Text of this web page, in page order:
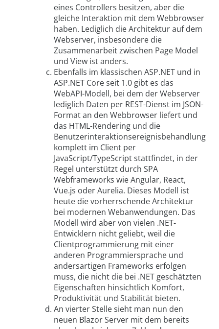
eines Controllers besitzen, aber die
gleiche Interaktion mit dem Webbrowser
haben. Lediglich die Architektur auf dem
Webserver, insbesondere die
Zusammenarbeit zwischen Page Model
und View ist anders.
Ebenfalls im klassischen ASP.NET und in
ASP.NET Core seit 1.0 gibt es das
WebAPI-Modell, bei dem der Webserver
lediglich Daten per REST-Dienst im JSON-
Format an den Webbrowser liefert und
das HTML-Rendering und die
Benutzerinteraktionsereignisbehandlung
komplett im Client per
JavaScript/TypeScript stattfindet, in der
Regel unterstützt durch SPA
Webframeworks wie Angular, React,
Vue.js oder Aurelia. Dieses Modell ist
heute die vorherrschende Architektur
bei modernen Webanwendungen. Das
Modell wird aber von vielen .NET-
Entwicklern nicht geliebt, weil die
Clientprogrammierung mit einer
anderen Programmiersprache und
andersartigen Frameworks erfolgen
muss, die nicht die bei .NET geschätzten
Eigenschaften hinsichtlich Komfort,
Produktivität und Stabilität bieten.
An vierter Stelle sieht man nun den
neuen Blazor Server mit dem bereits